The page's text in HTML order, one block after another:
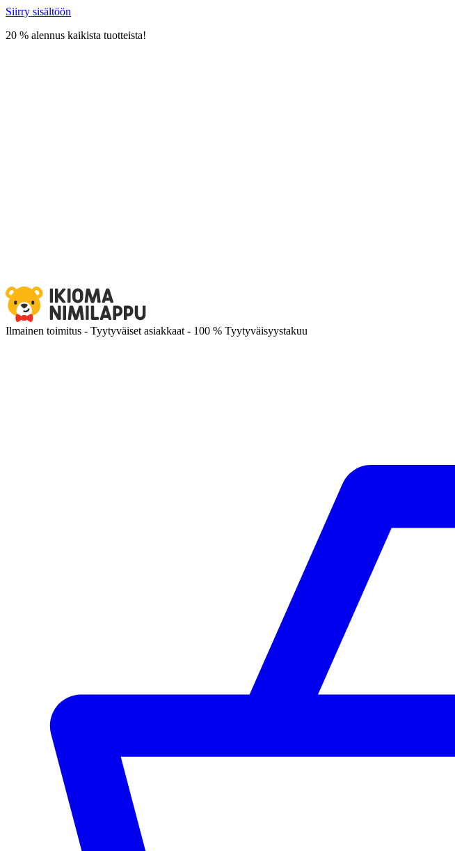
Siirry sisältöön
20 % alennus kaikista tuotteista!
Ilmainen toimitus - Tyytyväiset asiakkaat - 100 % Tyytyväisyystakuu